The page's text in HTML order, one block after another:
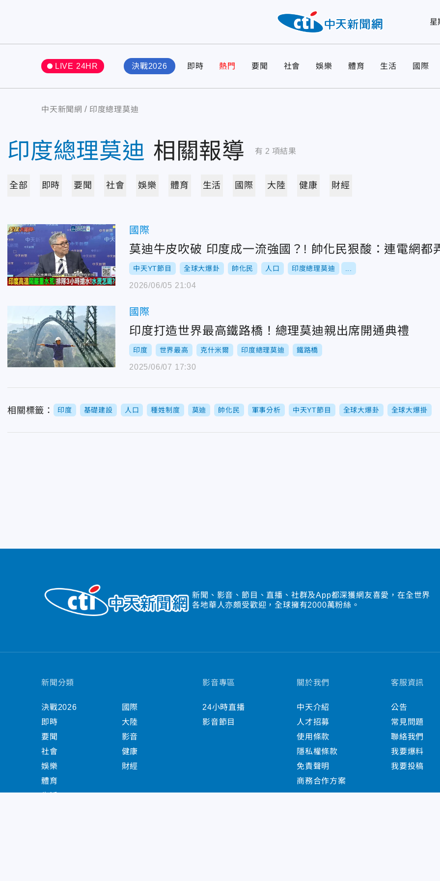
星
LIVE 24HR 決戰2026 即時 熱門 要聞 社會 娛樂 體育 生活 國際
中天新聞網 印度總理莫迪
印度總理莫迪 相關報導 有 2 項結果
全部 即時 要聞 社會 娛樂 體育 生活 國際 大陸 健康 財經
國際
莫迪牛皮吹破 印度成一流強國？! 帥化民狠酸：連電網都
中天YT節目 全球大爆卦 帥化民 人口 印度總理莫迪
2026/06/05 21:04
國際
印度打造世界最高鐵路橋！總理莫迪親出席開通典禮
印度 世界最高 克什米爾 印度總理莫迪 鐵路橋
2025/06/07 17:30
相關標籤： 印度 基礎建設 人口 種姓制度 莫迪 帥化民 軍事分析 中天YT節目 全球大爆卦 全球大爆掛
新聞、影音、節目、直播、社群及App都深獲網友喜愛，在全世界
各地華人亦頗受歡迎，全球擁有2000萬粉絲。
新聞分類
決戰2026
即時
要聞
社會
娛樂
體育
國際
大陸
影音
健康
財經
影音專區
24小時直播
影音節目
關於我們
中天介紹
人才招募
使用條款
隱私權條款
免責聲明
商務合作方案
客服資訊
公告
常見問題
聯絡我們
我要爆料
我要投稿